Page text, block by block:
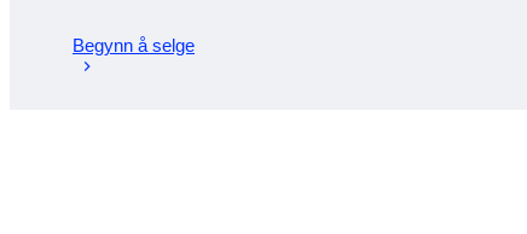
Begynn å selge